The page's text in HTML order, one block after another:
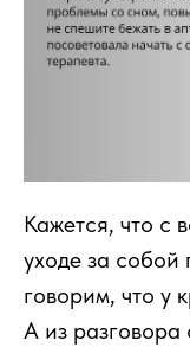
Кажется, что с
уходе за
говорим, что у
А из